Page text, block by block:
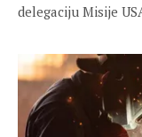
delegaciju Misije